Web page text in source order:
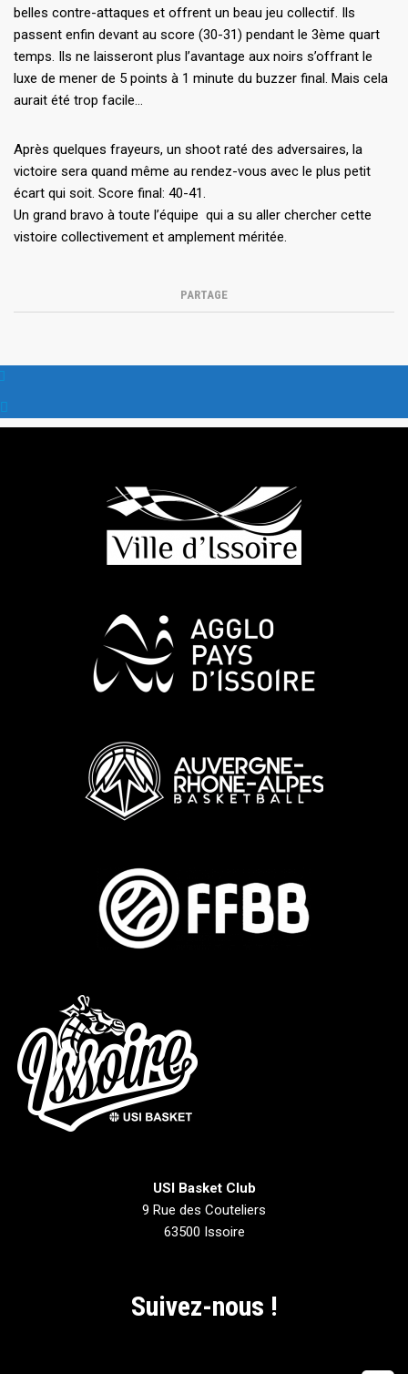
belles contre-attaques et offrent un beau jeu collectif. Ils
passent enfin devant au score (30-31) pendant le 3ème quart
temps. Ils ne laisseront plus l’avantage aux noirs s’offrant le
luxe de mener de 5 points à 1 minute du buzzer final. Mais cela
aurait été trop facile…
Après quelques frayeurs, un shoot raté des adversaires, la
victoire sera quand même au rendez-vous avec le plus petit
écart qui soit. Score final: 40-41.
Un grand bravo à toute l’équipe qui a su aller chercher cette
vistoire collectivement et amplement méritée.
PARTAGE
USI Basket Club
9 Rue des Couteliers
63500 Issoire
Suivez-nous !